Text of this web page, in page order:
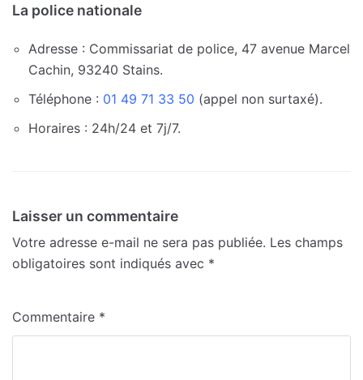
La police nationale
Adresse : Commissariat de police, 47 avenue Marcel
Cachin, 93240 Stains.
Téléphone : 01 49 71 33 50 (appel non surtaxé).
Horaires : 24h/24 et 7j/7.
Laisser un commentaire
Votre adresse e-mail ne sera pas publiée. Les champs
obligatoires sont indiqués avec *
Commentaire *